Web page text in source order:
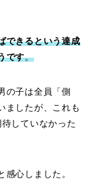
できるという達成
です。
の子は全員「側
ましたが、これも
していなかった
感心しました。